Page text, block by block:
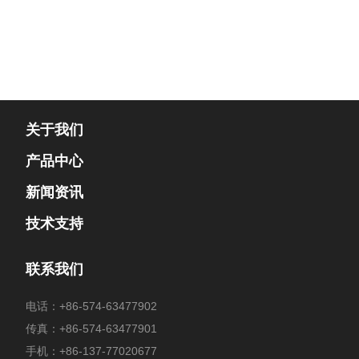
关于我们
产品中心
新闻资讯
技术支持
联系我们
电话：+86-574-63477902
传真：+86-574-63477901
手机：+86-137-77020677